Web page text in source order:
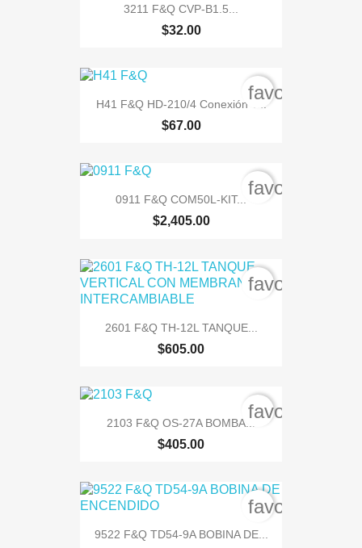
3211 F&Q CVP-B1.5...
$32.00
H41 F&Q HD-210/4 Conexión T...
$67.00
0911 F&Q COM50L-KIT...
$2,405.00
2601 F&Q TH-12L TANQUE...
$605.00
2103 F&Q OS-27A BOMBA...
$405.00
9522 F&Q TD54-9A BOBINA DE...